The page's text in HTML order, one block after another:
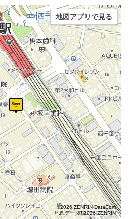
©2026 ZENRIN DataCom
地図データ©2026 ZENRIN
地図アプリで見る